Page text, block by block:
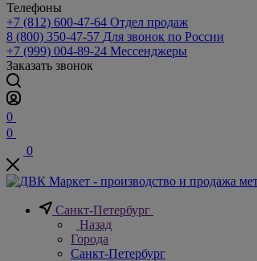
Телефоны
+7 (812) 600-47-64 Отдел продаж
8 (800) 350-47-57 Для звонок по России
+7 (999) 004-89-24 Мессенджеры
Заказать звонок
0
0
0
Санкт-Петербург
Назад
Города
Санкт-Петербург